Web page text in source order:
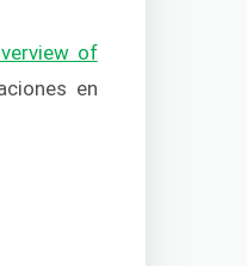
of
en